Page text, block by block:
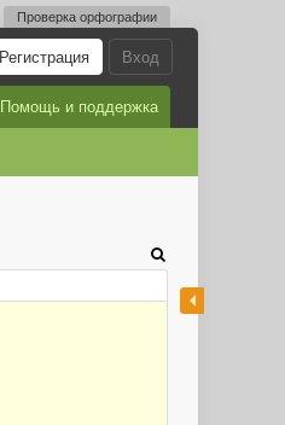
Проверка орфографии
Вход
Регистрация
Помощь и поддержка